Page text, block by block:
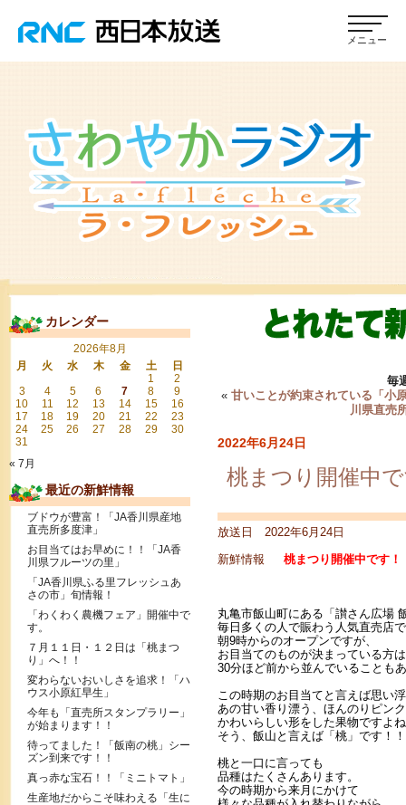
毎
« 甘いことが約束されている「小
川県直売
2022年6月24日
桃まつり開催中
放送日 2022年6月24日
新鮮情報
桃まつり開催中です！
丸亀市飯山町にある「讃さん広場
毎日多くの人で賑わう人気直売店
朝9時からのオープンですが、
お目当てのものが決まっている方は
30分ほど前から並んでいることも
この時期のお目当てと言えば思い
あの甘い香り漂う、ほんのりピン
かわいらしい形をした果物ですよ
そう、飯山と言えば「桃」です！！
桃と一口に言っても
品種はたくさんあります。
今の時期から来月にかけて
カレンダー
2026年8月
月
火 水 木 金 土
日
1
2
3
4 5 6 7 8
9
10
11 12 13 14 15
16
17
18 19 20 21 22
23
24
25 26 27 28 29
30
31
« 7月
最近の新鮮情報
ブドウが豊富！「JA香川県産地
直売所多度津」
お目当てはお早めに！！「JA香
川県フルーツの里」
「JA香川県ふる里フレッシュあ
さの市」旬情報！
「わくわく農機フェア」開催中で
す。
７月１１日・１２日は「桃まつ
り」へ！！
変わらないおいしさを追求！「ハ
ウス小原紅早生」
今年も「直売所スタンプラリー」
が始まります！！
待ってました！「飯南の桃」シー
ズン到来です！！
真っ赤な宝石！！「ミニトマト」
生産地だからこそ味わえる「生に